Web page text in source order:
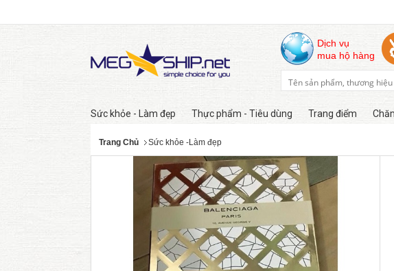
Dịch vụ
mua hộ hàng
Sức khỏe - Làm đẹp Thực phẩm - Tiêu dùng Trang điểm
Trang Chủ Sức khỏe -Làm đẹp